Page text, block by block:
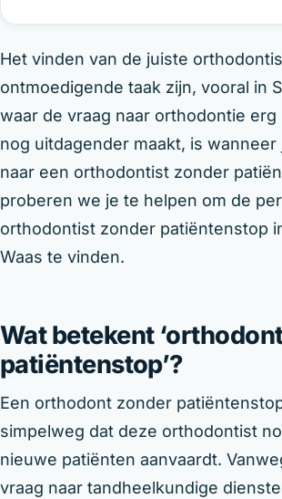
Het vinden van de juiste
ontmoedigende taak zijn, vooral in
waar de vraag naar orthodontie erg
nog uitdagender maakt, is
naar een orthodontist zonder
proberen we je te helpen om de
orthodontist zonder patiëntenstop
Waas te vinden.
Wat betekent
patiëntenstop’?
Een orthodont zonder
simpelweg dat deze orthodontist
nieuwe patiënten aanvaardt.
vraag naar tandheelkundige